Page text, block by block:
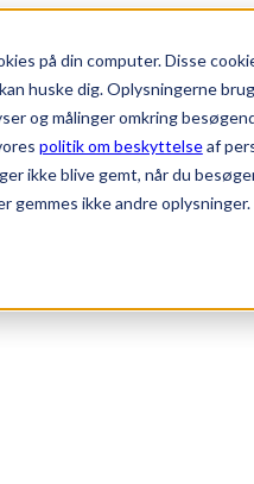
på din computer. Disse
huske dig. Oplysningerne
og målinger omkring
politik om beskyttelseaf
ikke blive gemt, når du
gemmes ikke andre oplysninger.